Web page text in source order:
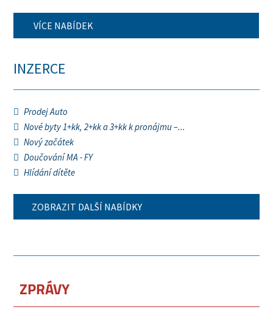
VÍCE NABÍDEK
INZERCE
Prodej Auto
Nové byty 1+kk, 2+kk a 3+kk k pronájmu –...
Nový začátek
Doučování MA - FY
Hlídání dítěte
ZOBRAZIT DALŠÍ NABÍDKY
ZPRÁVY